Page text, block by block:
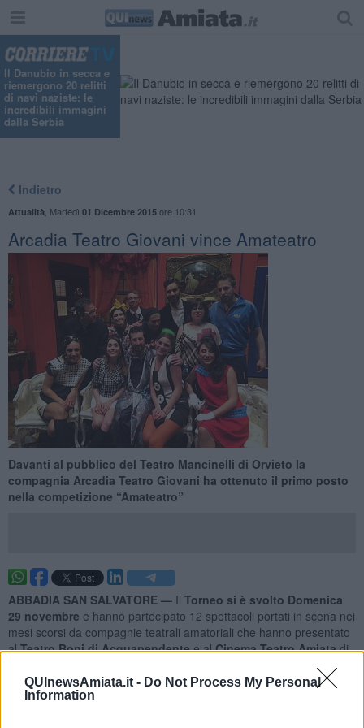
QUInewsAmiata.it - Do Not Process My Personal
Information
Il Danubio in secca e
riemergono 20 relitti
di navi naziste: le
incredibili immagini
dalla Serbia
Indietro
Attualità Martedì 01 Dicembre 2015ore 10:31
Arcadia Teatro Giovani vince Amateatro
Davanti al pubblico del Teatro Mancinelli di Orvieto la
compagnia Arcadia Teatro Giovani ha ottenuto il primo posto
nella competizione “Amateatro”
ABBADIA SAN SALVATORE — Il Torneo si è svolto Domenica
29 novembre e hanno partecipato 12 spettacoli portati in scena nei
mesi scorsi da compagnie teatrali amatoriali che hanno presentato
alTeatro Boni di Acquapendentee alCinema Teatro Amiatadi
Abbadia San Salvatore spettacoli di generi anche molto diversi tra
loro, ma con la comune passione per il teatro amatoriale.
La gara ha coinvolto per questa quarta edizione ben tre regioni: